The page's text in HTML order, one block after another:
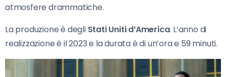
atmosfere drammatiche.
La produzione è degli Stati Uniti d’America. L’anno di
realizzazione è il 2023 e la durata è di un’ora e 59 minuti.